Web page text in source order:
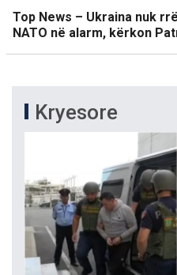
Top News – Ukraina nuk
NATO në alarm, kërkon
Kryesore